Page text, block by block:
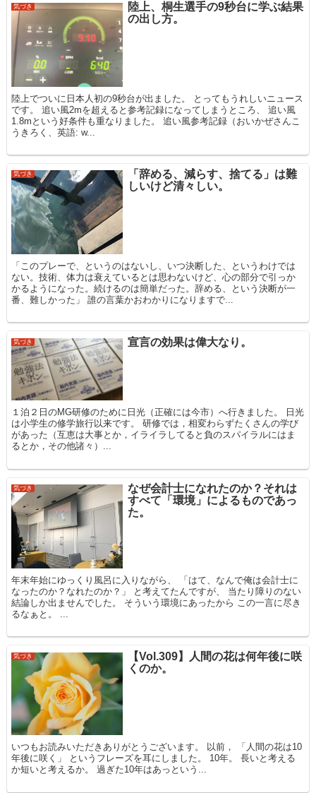
気づき
陸上、桐生選手の9秒台に学ぶ結果
の出し方。
陸上でついに日本人初の9秒台が出ました。 とってもうれしいニュース
です。 追い風2mを超えると参考記録になってしまうところ、 追い風
1.8mという好条件も重なりました。 追い風参考記録（おいかぜさんこ
うきろく、英語: w...
気づき
「辞める、減らす、捨てる」は難
しいけど清々しい。
「このプレーで、というのはないし、いつ決断した、というわけでは
ない。技術、体力は衰えているとは思わないけど、心の部分で引っか
かるようになった。続けるのは簡単だった。辞める、という決断が一
番、難しかった」 誰の言葉かおわかりになりますで...
気づき 宣言の効果は偉大なり。
１泊２日のMG研修のために日光（正確には今市）へ行きました。 日光
は小学生の修学旅行以来です。 研修では，相変わらずたくさんの学び
があった（互恵は大事とか，イライラしてると負のスパイラルにはま
るとか，その他諸々）...
気づき
なぜ会計士になれたのか？それは
すべて「環境」によるものであっ
た。
年末年始にゆっくり風呂に入りながら、 「はて、なんで俺は会計士に
なったのか？なれたのか？」 と考えてたんですが、 当たり障りのない
結論しか出ませんでした。 そういう環境にあったから この一言に尽き
るなぁと。 ...
気づき
【Vol.309】人間の花は何年後に咲
くのか。
いつもお読みいただきありがとうございます。 以前， 「人間の花は10
年後に咲く」 というフレーズを耳にしました。 10年。 長いと考える
か短いと考えるか。 過ぎた10年はあっという...